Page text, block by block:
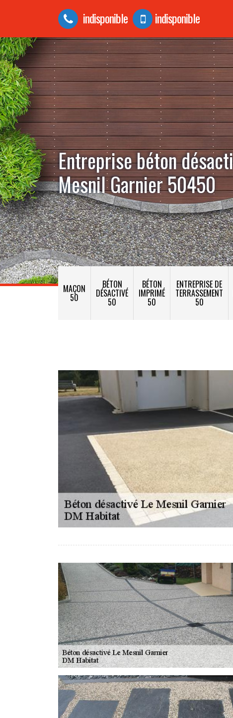
indisponible indisponible
Entreprise béton
Mesnil Garnier 50450
MAÇON
50
BÉTON
DÉSACTIVÉ
50
BÉTON
IMPRIMÉ
50
ENTREPRISE DE
TERRASSEMENT
50